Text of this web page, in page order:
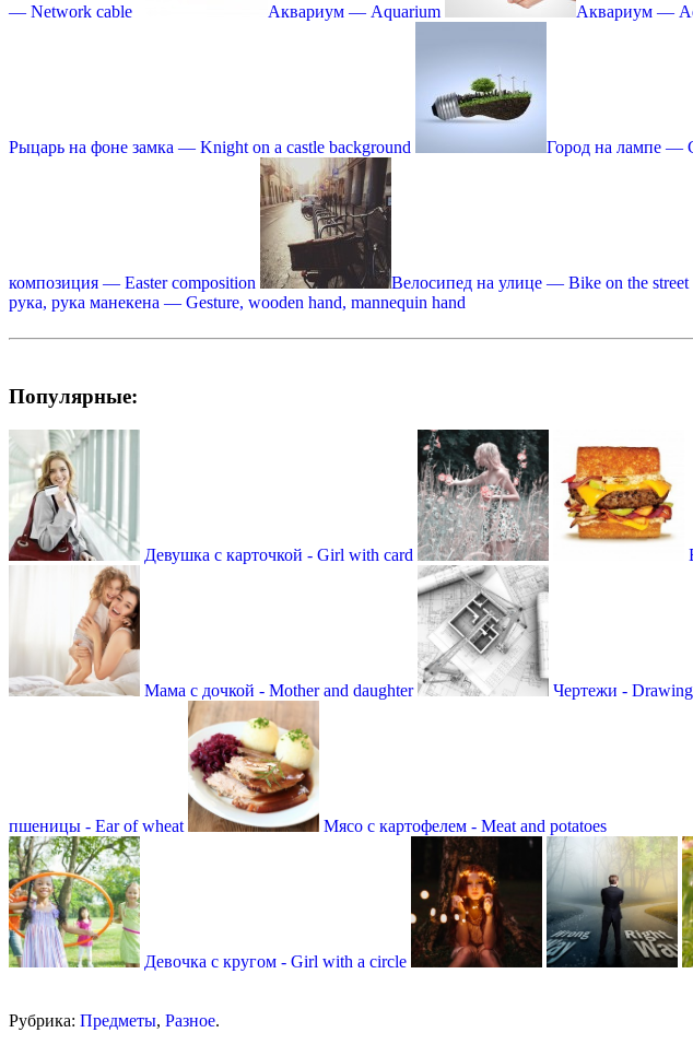
— Network cable Аквариум — Aquarium Аквариум —
Рыцарь на фоне замка — Knight on a castle background Город на лампе —
композиция — Easter composition Велосипед на улице — Bike on the street
рука, рука манекена — Gesture, wooden hand, mannequin hand
Популярные:
Девушка с карточкой - Girl with card
Мама с дочкой - Mother and daughter Чертежи -
пшеницы - Ear of wheat Мясо с картофелем - Meat and potatoes
Девочка с кругом - Girl with a circle
Рубрика: Предметы, Разное.